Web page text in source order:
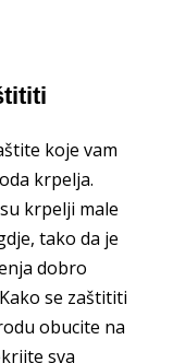
koje vam
krpelja.
krpelji male
tako da je
dobro
se zaštititi
obucite na
sva